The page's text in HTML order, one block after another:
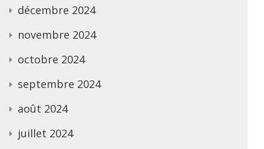
décembre 2024
novembre 2024
octobre 2024
septembre 2024
août 2024
juillet 2024